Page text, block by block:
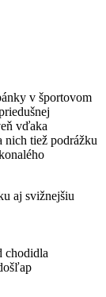
v športovom
vďaka
nich tiež podrážku
aj svižnejšiu
chodidla